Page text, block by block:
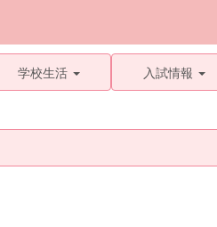
学校生活 入試情報